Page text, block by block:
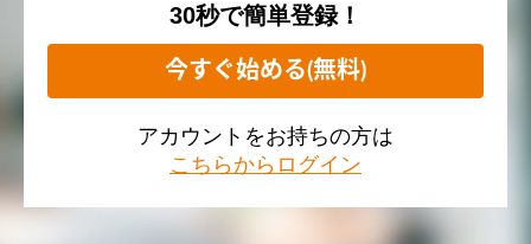
30秒で簡単登録！
今すぐ始める(無料)
アカウントをお持ちの方は
こちらからログイン